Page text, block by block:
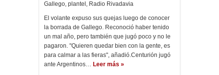
Gallego, plantel , Radio Rivadavia
El volante expuso sus quejas luego de conocer
la borrada de Gallego. Reconoció haber tenido
un mal año, pero también que jugó poco y no le
pagaron. "Quieren quedar bien con la gente, es
para calmar a las fieras", añadió.Centurión jugó
ante Argentinos… Leer más »